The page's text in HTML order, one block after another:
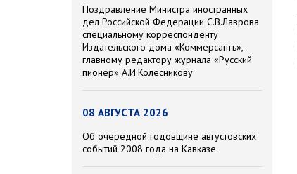
Поздравление Министра иностранных
дел Российской Федерации С.В.Лаврова
специальному корреспонденту
Издательского дома «Коммерсантъ»,
главному редактору журнала «Русский
пионер» А.И.Колесникову
08 АВГУСТА 2026
Об очередной годовщине августовских
событий 2008 года на Кавказе